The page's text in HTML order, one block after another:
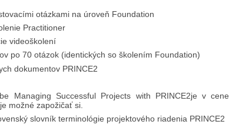
otázkami na úroveň Foundation
Practitioner
videoškolení
po 70 otázok (identických so školením Foundation)
dokumentov PRINCE2
Managing Successful Projects with PRINCE2je v cene
možné zapožičať si.
slovník terminológie projektového riadenia PRINCE2